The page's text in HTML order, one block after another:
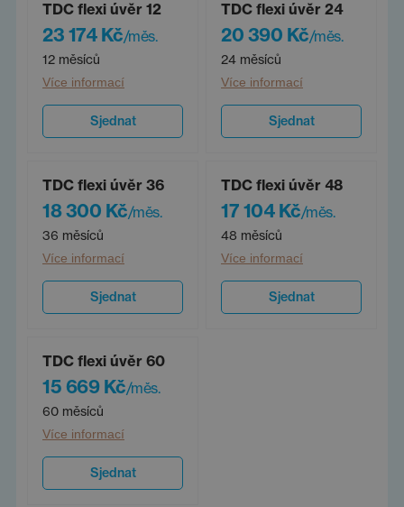
TDC flexi úvěr 12
23 174 Kč/měs.
12 měsíců
Více informací
Sjednat
TDC flexi úvěr 24
20 390 Kč/měs.
24 měsíců
Více informací
Sjednat
TDC flexi úvěr 36
18 300 Kč/měs.
36 měsíců
Více informací
Sjednat
TDC flexi úvěr 48
17 104 Kč/měs.
48 měsíců
Více informací
Sjednat
TDC flexi úvěr 60
15 669 Kč/měs.
60 měsíců
Více informací
Sjednat